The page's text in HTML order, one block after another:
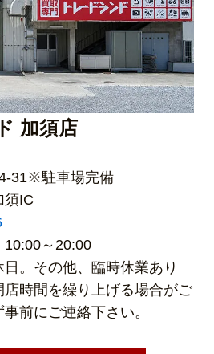
加須店
31※駐車場完備
須IC
10:00～20:00
。その他、臨時休業あり
時間を繰り上げる場合がご
前にご連絡下さい。